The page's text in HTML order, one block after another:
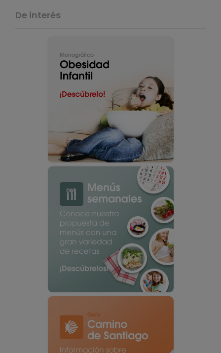
De interés